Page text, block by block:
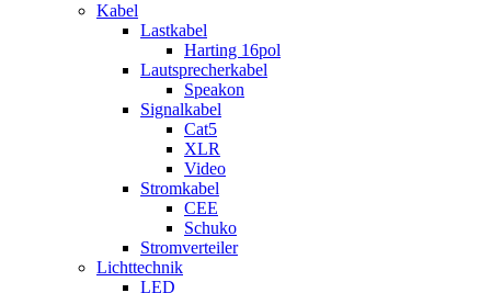
Kabel
Lastkabel
Harting 16pol
Lautsprecherkabel
Speakon
Signalkabel
Cat5
XLR
Video
Stromkabel
CEE
Schuko
Stromverteiler
Lichttechnik
LED